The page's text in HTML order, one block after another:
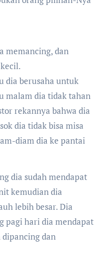
memancing, dan
dia berusaha untuk
malam dia tidak tahan
rekannya bahwa dia
dia tidak bisa misa
diam dia ke pantai
dia sudah mendapat
kemudian dia
lebih besar. Dia
pagi hari dia mendapat
dan